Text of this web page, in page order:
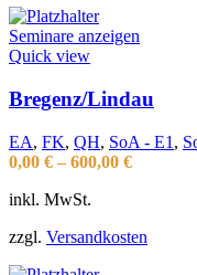
Seminare anzeigen
Quick view
Bregenz/Lindau
EA, FK, QH, SoA - E1 ,
0,00 € – 600,00 €
inkl. MwSt.
zzgl. Versandkosten